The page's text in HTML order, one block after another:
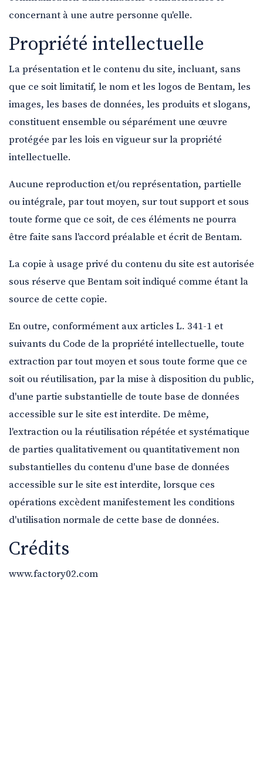
concernant à une autre personne qu'elle.
Propriété intellectuelle
La présentation et le contenu du site, incluant, sans
que ce soit limitatif, le nom et les logos de Bentam, les
images, les bases de données, les produits et slogans,
constituent ensemble ou séparément une œuvre
protégée par les lois en vigueur sur la propriété
intellectuelle.
Aucune reproduction et/ou représentation, partielle
ou intégrale, par tout moyen, sur tout support et sous
toute forme que ce soit, de ces éléments ne pourra
être faite sans l'accord préalable et écrit de Bentam.
La copie à usage privé du contenu du site est autorisée
sous réserve que Bentam soit indiqué comme étant la
source de cette copie.
En outre, conformément aux articles L. 341-1 et
suivants du Code de la propriété intellectuelle, toute
extraction par tout moyen et sous toute forme que ce
soit ou réutilisation, par la mise à disposition du public,
d'une partie substantielle de toute base de données
accessible sur le site est interdite. De même,
l'extraction ou la réutilisation répétée et systématique
de parties qualitativement ou quantitativement non
substantielles du contenu d'une base de données
accessible sur le site est interdite, lorsque ces
opérations excèdent manifestement les conditions
d'utilisation normale de cette base de données.
Crédits
www.factory02.com